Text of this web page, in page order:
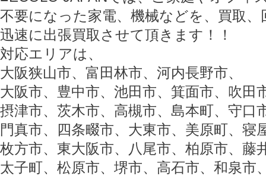
不要になった家電、機械などを、買取
迅速に出張買取させて頂きます！！
対応エリアは、
大阪狭山市、富田林市、河内長野市、
大阪市、豊中市、池田市、箕面市、吹田
摂津市、茨木市、高槻市、島本町、守口
門真市、四条畷市、大東市、美原町、寝
枚方市、東大阪市、八尾市、柏原市、藤
太子町、松原市、堺市、高石市、和泉市